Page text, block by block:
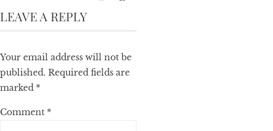
LEAVE A REPLY
Your email address will not be
published. Required fields are
marked *
Comment *